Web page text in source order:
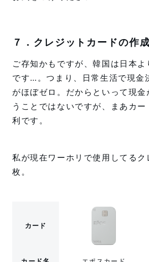
７．クレジットカードの作成
ご存知かもですが、韓国は日本
です…。つまり、日常生活で現金
がほぼゼロ。だからといって現金
うことではないですが、まあカ
利です。
私が現在ワーホリで使用してる
枚。
カード